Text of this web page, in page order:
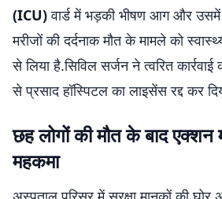
(ICU)वार्ड में भड़की भीषण आग और
मरीजों की दर्दनाक मौत के मामले को
से लिया है.सिविल सर्जन ने त्वरित
से प्रसाद हॉस्पिटल का लाइसेंस रद्द कर
छह लोगों की मौत के बाद एक्शन
महकमा